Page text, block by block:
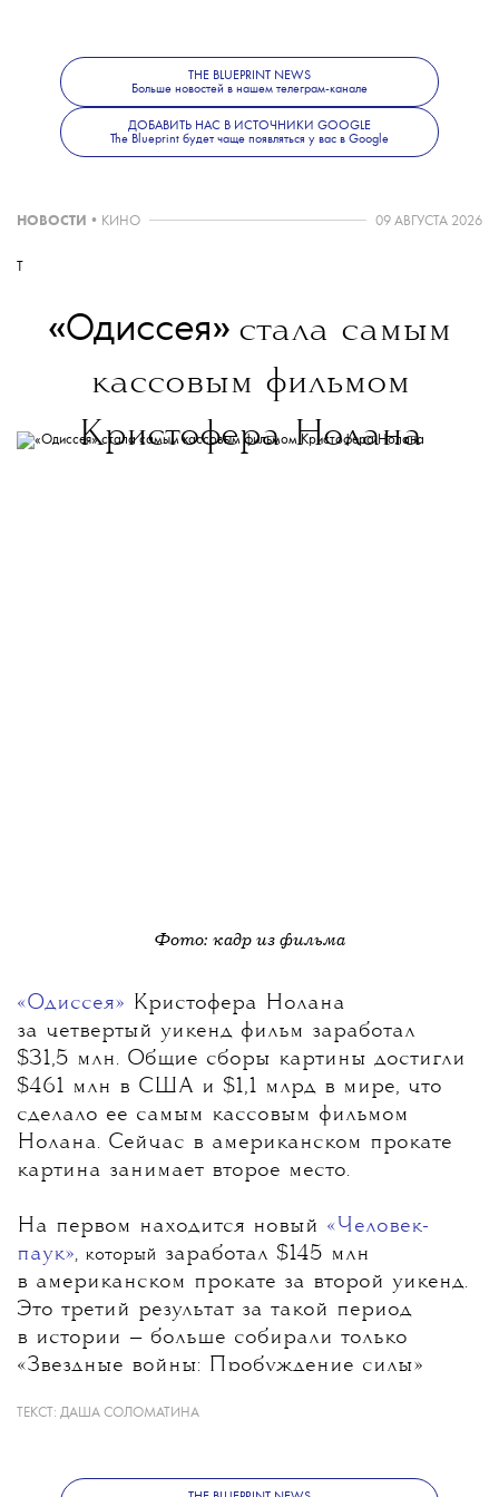
«Старуха» по Хармсу и Letter to a Man
по дневникам Вацлава Нижинского.
Последний стал одной из наиболее
известных совместных работ артистов.
THE BLUEPRINT NEWS
Больше новостей в нашем телеграм-канале
ДОБАВИТЬ НАС В ИСТОЧНИКИ GOOGLE
The Blueprint будет чаще появляться у вас в Google
НОВОСТИ • КИНО 09 АВГУСТА 2026
T
«Одиссея» стала самым
кассовым фильмом
Кристофера Нолана
Фото: кадр из фильма
«Одиссея» Кристофера Нолана
за четвертый уикенд фильм заработал
$31,5 млн. Общие сборы картины достигли
$461 млн в США и $1,1 млрд в мире, что
сделало ее самым кассовым фильмом
Нолана. Сейчас в американском прокате
картина занимает второе место.
На первом находится новый «Человек-
паук», который заработал $145 млн
в американском прокате за второй уикенд.
Это третий результат за такой период
в истории — больше собирали только
«Звездные войны: Пробуждение силы»
Холландом собрал $655 млн в США и $1,67
ТЕКСТ: ДАША СОЛОМАТИНА